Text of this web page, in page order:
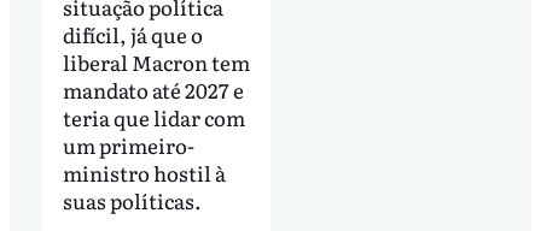
situação política
difícil, já que o
liberal Macron tem
mandato até 2027 e
teria que lidar com
um primeiro-
ministro hostil à
suas políticas.